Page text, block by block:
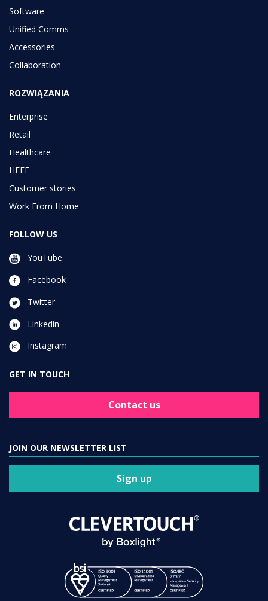
Software
Unified Comms
Accessories
Collaboration
ROZWIĄZANIA
Enterprise
Retail
Healthcare
HEFE
Customer stories
Work From Home
FOLLOW US
YouTube
Facebook
Twitter
Linkedin
Instagram
GET IN TOUCH
Contact us
JOIN OUR NEWSLETTER LIST
Sign up